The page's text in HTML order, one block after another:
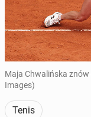
Maja Chwalińska
Images)
Tenis